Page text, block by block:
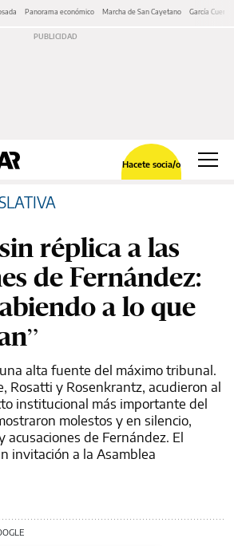
Panorama económico Marcha de San Cayetano García Cuerva
Hacete socia/o
réplica a las
de Fernández:
a lo que
alta fuente del máximo tribunal.
Rosatti y Rosenkrantz, acudieron al
institucional más importante del
molestos y en silencio,
acusaciones de Fernández. El
invitación a la Asamblea